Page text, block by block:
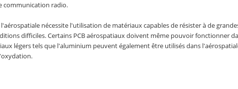
communication radio.
nécessite l'utilisation de matériaux capables de résister à de
difficiles. Certains PCB aérospatiaux doivent même pouvoir fonctionner
légers tels que l'aluminium peuvent également être utilisés dans